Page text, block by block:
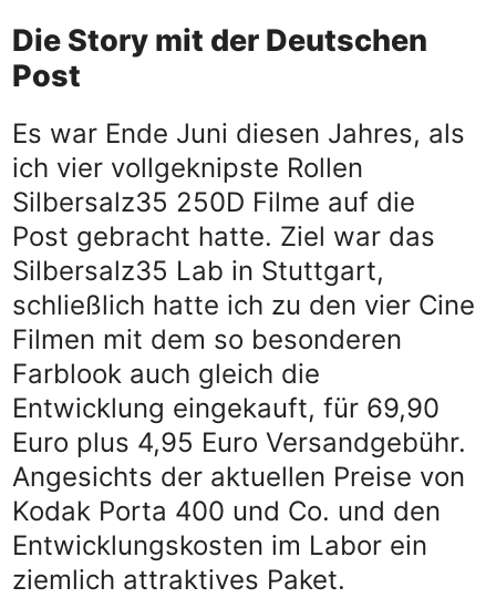
Die Story mit der Deutschen
Post
Es war Ende Juni diesen Jahres, als
ich vier vollgeknipste Rollen
Silbersalz35 250D Filme auf die
Post gebracht hatte. Ziel war das
Silbersalz35 Lab in Stuttgart,
schließlich hatte ich zu den vier Cine
Filmen mit dem so besonderen
Farblook auch gleich die
Entwicklung eingekauft, für 69,90
Euro plus 4,95 Euro Versandgebühr.
Angesichts der aktuellen Preise von
Kodak Porta 400 und Co. und den
Entwicklungskosten im Labor ein
ziemlich attraktives Paket.